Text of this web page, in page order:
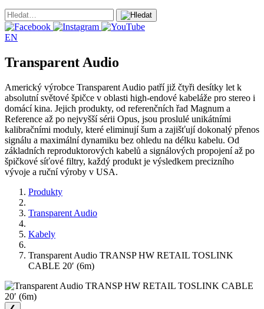
EN
Transparent Audio
Americký výrobce Transparent Audio patří již čtyři desítky let k
absolutní světové špičce v oblasti high-endové kabeláže pro stereo i
domácí kina. Jejich produkty, od referenčních řad Magnum a
Reference až po nejvyšší sérii Opus, jsou proslulé unikátními
kalibračními moduly, které eliminují šum a zajišťují dokonalý přenos
signálu a maximální dynamiku bez ohledu na délku kabelu. Od
základních reproduktorových kabelů a signálových propojení až po
špičkové síťové filtry, každý produkt je výsledkem precizního
vývoje a ruční výroby v USA.
Produkty
Transparent Audio
Kabely
Transparent Audio TRANSP HW RETAIL TOSLINK
CABLE 20′ (6m)